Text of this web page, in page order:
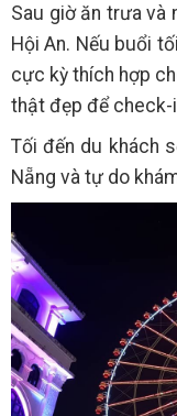
Sau giờ ăn trưa và
Hội An. Nếu buổi
cực kỳ thích hợp
thật đẹp để check-
Tối đến du khách
Nẵng và tự do